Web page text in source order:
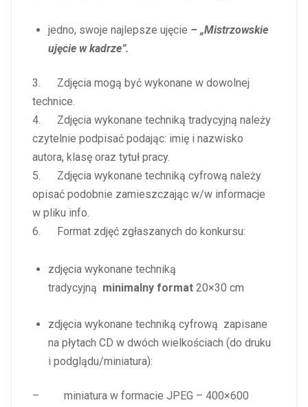
jedno, swoje najlepsze ujęcie – „Mistrzowskie
ujęcie w kadrze”.
3. Zdjęcia mogą być wykonane w dowolnej
technice.
4. Zdjęcia wykonane techniką tradycyjną należy
czytelnie podpisać podając: imię i nazwisko
autora, klasę oraz tytuł pracy.
5. Zdjęcia wykonane techniką cyfrową należy
opisać podobnie zamieszczając w/w informacje
w pliku info.
6. Format zdjęć zgłaszanych do konkursu:
zdjęcia wykonane techniką
tradycyjną minimalny format 20×30 cm
zdjęcia wykonane techniką cyfrową zapisane
na płytach CD w dwóch wielkościach (do druku
i podglądu/miniatura):
– miniatura w formacie JPEG – 400×600